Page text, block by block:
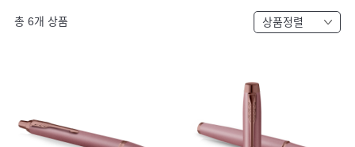
총 6개 상품 상품정렬